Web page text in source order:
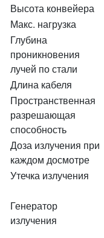
Высота конвейера
Макс. нагрузка
Глубина
проникновения
лучей по стали
Длина кабеля
Пространственная
разрешающая
способность
Доза излучения при
каждом досмотре
Утечка излучения
Генератор
излучения